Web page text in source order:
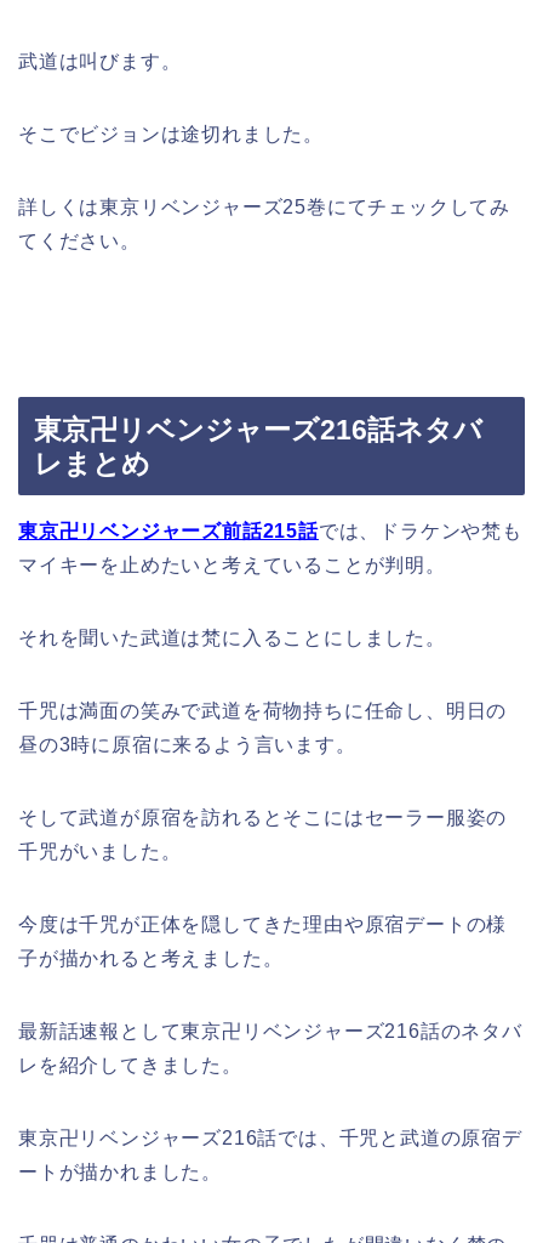
武道は叫びます。
そこでビジョンは途切れました。
詳しくは東京リベンジャーズ25巻にてチェックしてみ
てください。
東京卍リベンジャーズ216話ネタバ
レまとめ
東京卍リベンジャーズ前話215話では、ドラケンや梵も
マイキーを止めたいと考えていることが判明。
それを聞いた武道は梵に入ることにしました。
千咒は満面の笑みで武道を荷物持ちに任命し、明日の
昼の3時に原宿に来るよう言います。
そして武道が原宿を訪れるとそこにはセーラー服姿の
千咒がいました。
今度は千咒が正体を隠してきた理由や原宿デートの様
子が描かれると考えました。
最新話速報として東京卍リベンジャーズ216話のネタバ
レを紹介してきました。
東京卍リベンジャーズ216話では、千咒と武道の原宿デ
ートが描かれました。